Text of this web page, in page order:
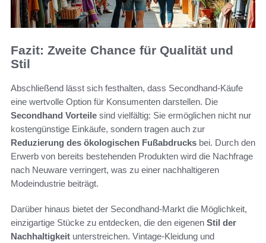
Fazit: Zweite Chance für Qualität und
Stil
Abschließend lässt sich festhalten, dass Secondhand-Käufe
eine wertvolle Option für Konsumenten darstellen. Die
Secondhand Vorteile sind vielfältig: Sie ermöglichen nicht nur
kostengünstige Einkäufe, sondern tragen auch zur
Reduzierung des ökologischen Fußabdrucks bei. Durch den
Erwerb von bereits bestehenden Produkten wird die Nachfrage
nach Neuware verringert, was zu einer nachhaltigeren
Modeindustrie beiträgt.
Darüber hinaus bietet der Secondhand-Markt die Möglichkeit,
einzigartige Stücke zu entdecken, die den eigenen Stil der
Nachhaltigkeit unterstreichen. Vintage-Kleidung und